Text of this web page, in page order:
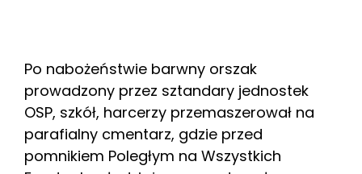
Po nabożeństwie barwny orszak
prowadzony przez sztandary jednostek
OSP, szkół, harcerzy przemaszerował na
parafialny cmentarz, gdzie przed
pomnikiem Poległym na Wszystkich